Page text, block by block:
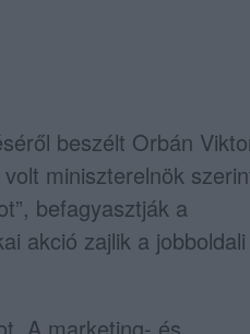
beszélt Orbán
miniszterelnök
befagyasztják a
akció zajlik a jobboldali
A marketing- és